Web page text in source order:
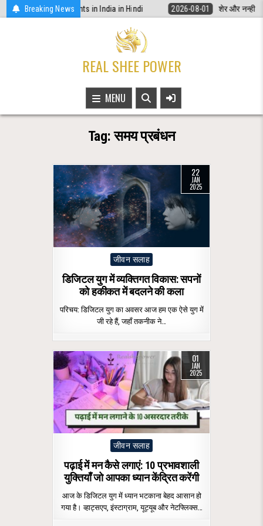
Skip
to
Breaking News
अधिकार | Women Rights in India in Hindi 2026-08-01 शेर और नन्ही
REAL SHEE POWER
MENU
Tag:समय प्रबंधन
22
JAN
2025
Posted
जीवन सलाह
डिजिटल युग में व्यक्तिगत विकास: सपनों
को हकीकत में बदलने की कला
परिचय: डिजिटल युग का अवसर आज हम एक ऐसे युग में
जी रहे हैं, जहाँ तकनीक ने…
01
JAN
2025
Posted
जीवन सलाह
पढ़ाई में मन कैसे लगाएं: 10 प्रभावशाली
युक्तियाँ जो आपका ध्यान केंद्रित करेंगी
आज के डिजिटल युग में ध्यान भटकाना बेहद आसान हो
गया है। व्हाट्सएप, इंस्टाग्राम, यूट्यूब और नेटफ्लिक्स…